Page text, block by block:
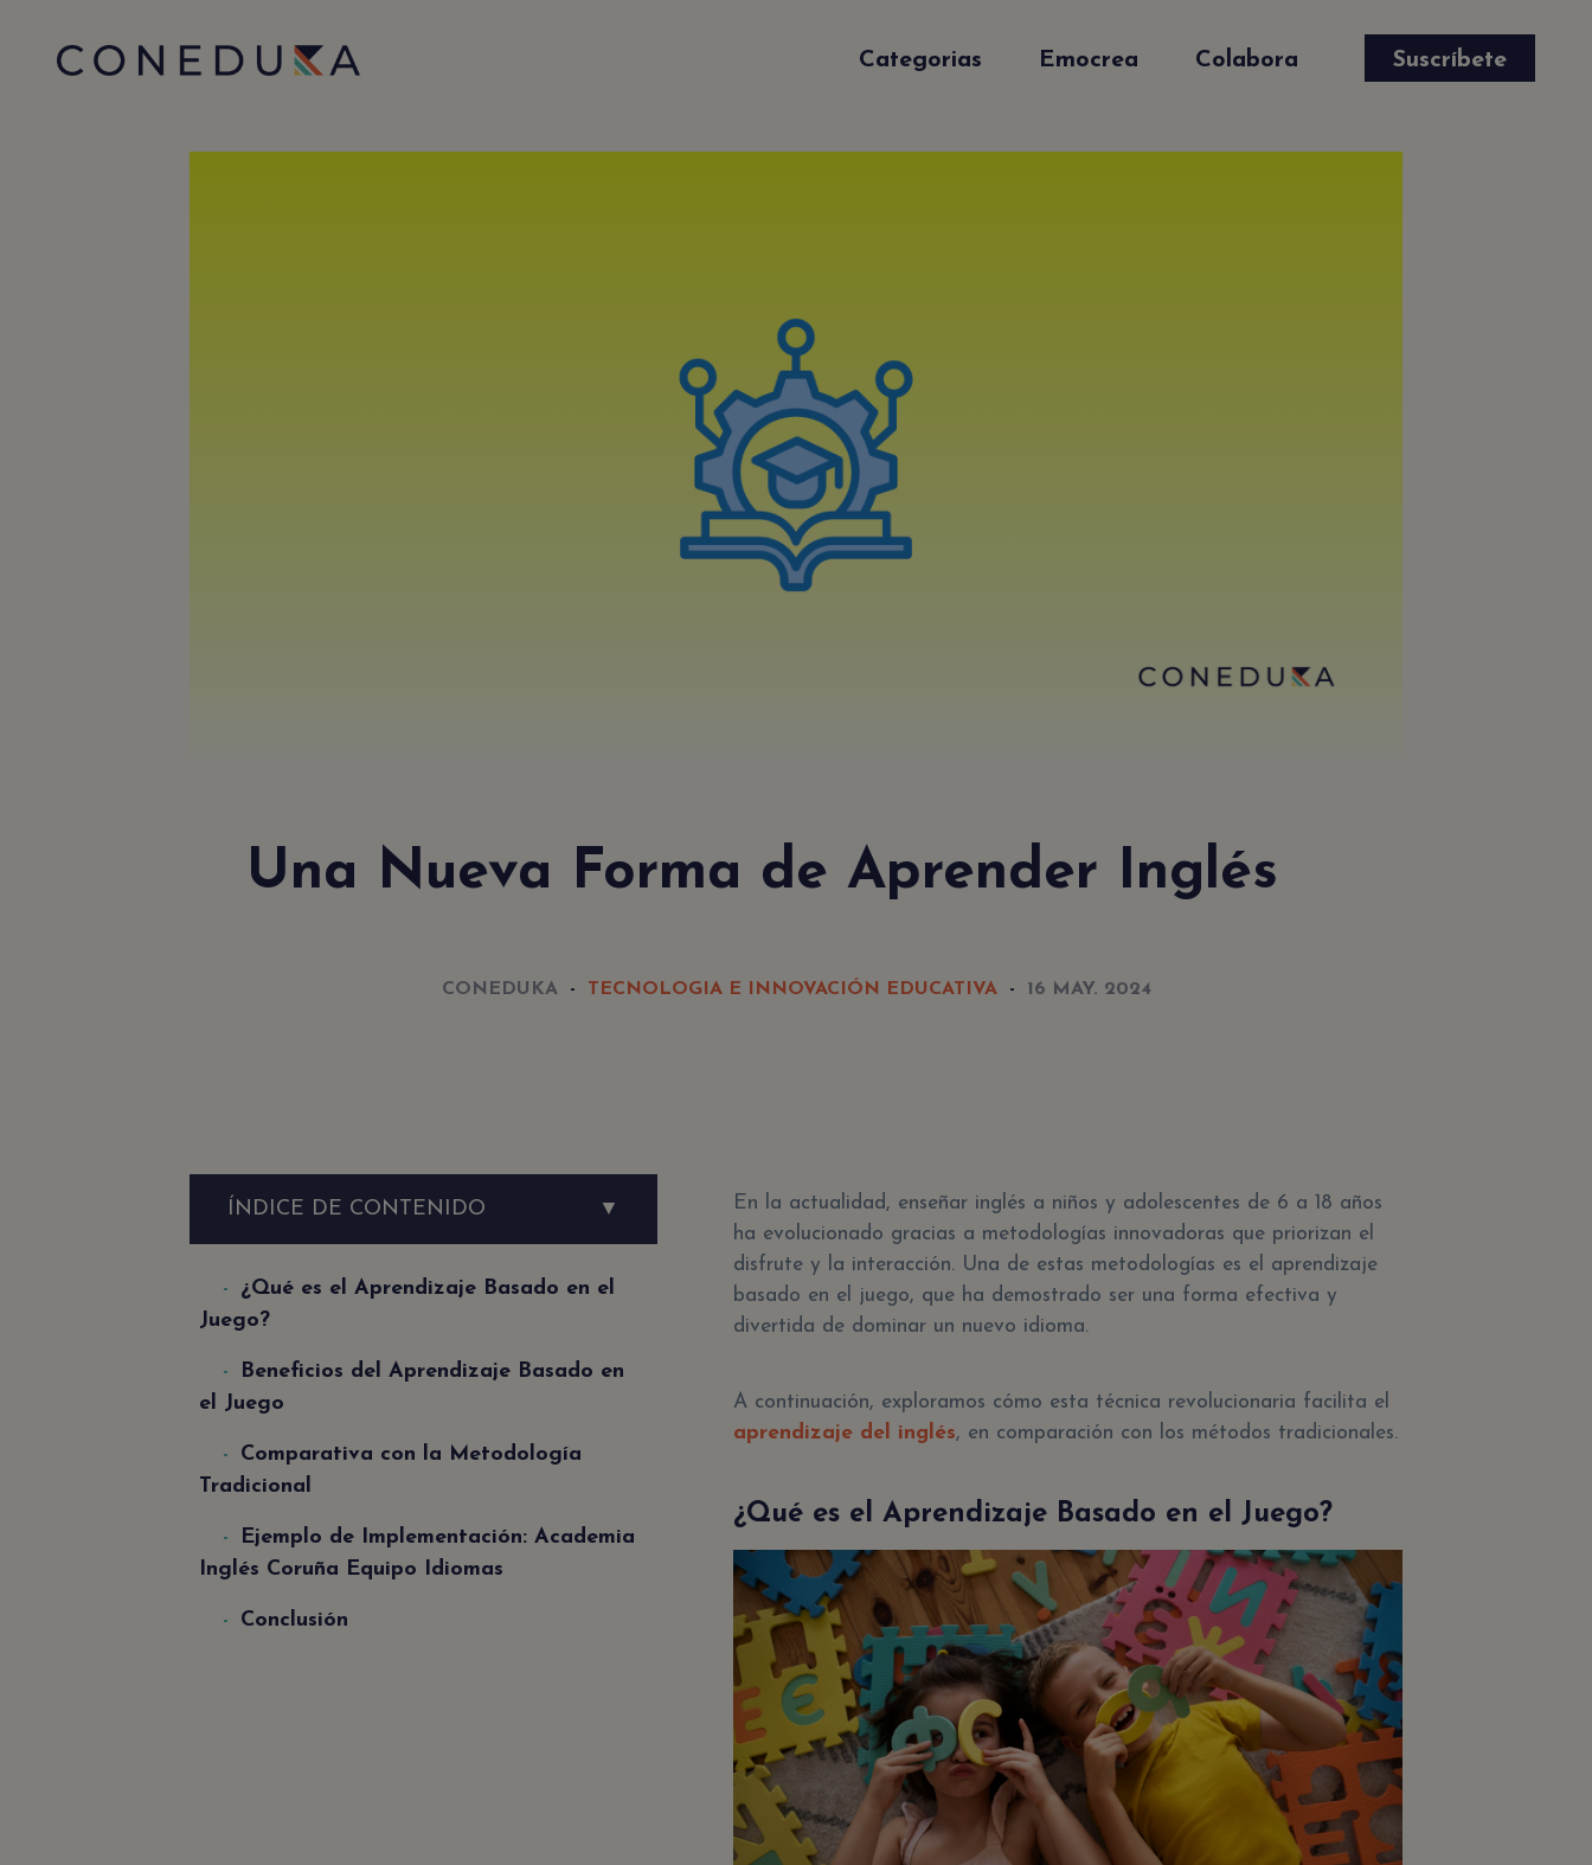
Categorias Emocrea Colabora Suscríbete
Una Nueva Forma de Aprender Inglés
CONEDUKA TECNOLOGIA E INNOVACIÓN EDUCATIVA 16 MAY. 2024
ÍNDICE DE CONTENIDO ▼
¿Qué es el Aprendizaje Basado en el
Juego?
Beneficios del Aprendizaje Basado en
el Juego
Comparativa con la Metodología
Tradicional
Ejemplo de Implementación: Academia
Inglés Coruña Equipo Idiomas
Conclusión
En la actualidad, enseñar inglés a niños y adolescentes de 6 a 18 años
ha evolucionado gracias a metodologías innovadoras que priorizan el
disfrute y la interacción. Una de estas metodologías es el aprendizaje
basado en el juego, que ha demostrado ser una forma efectiva y
divertida de dominar un nuevo idioma.
A continuación, exploramos cómo esta técnica revolucionaria facilita el
aprendizaje del inglés, en comparación con los métodos tradicionales.
¿Qué es el Aprendizaje Basado en el Juego?
✕
Suscribirte a nuestro Newsletter es muy
fácil. Sólo déjanos tu emal y recibirás
actualizaciones de nuestro blog y anuncios
NEWSLETTER